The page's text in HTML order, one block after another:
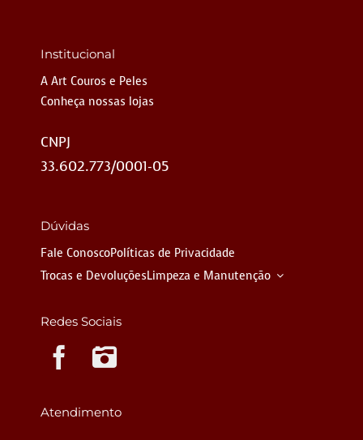
Institucional
A Art Couros e Peles
Conheça nossas lojas
CNPJ
33.602.773/0001-05
Dúvidas
Fale ConoscoPolíticas de Privacidade
Trocas e DevoluçõesLimpeza e Manutenção
Redes Sociais
Atendimento